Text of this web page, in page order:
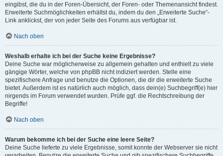
eingibst, die du in der Foren-Übersicht, der Foren- oder Themenansicht findest.
Erweiterte Suchmöglichkeiten erhältst du, indem du den „Erweiterte Suche“-
Link anklickst, der von jeder Seite des Forums aus verfügbar ist.
Nach oben
Weshalb erhalte ich bei der Suche keine Ergebnisse?
Deine Suche war möglicherweise zu allgemein gehalten und enthielt zu viele
gängige Wörter, welche von phpBB nicht indiziert werden. Stelle eine
spezifischere Anfrage und benutze die Optionen, die dir die erweiterte Suche
bietet. Außerdem ist es natürlich auch möglich, dass dein(e) Suchbegriff(e) hier
nirgends im Forum verwendet wurden. Prüfe ggf. die Rechtschreibung der
Begriffe!
Nach oben
Warum bekomme ich bei der Suche eine leere Seite?
Deine Suche lieferte zu viele Ergebnisse, somit konnte der Webserver sie nicht